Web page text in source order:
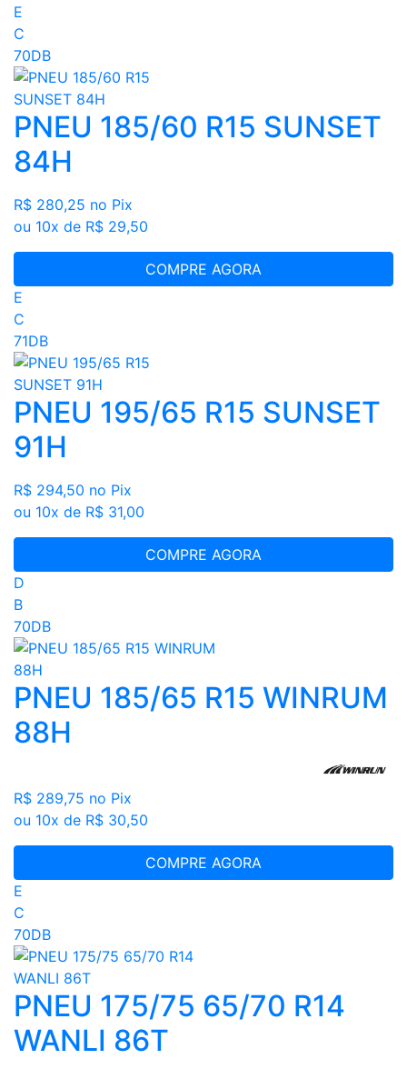
E
C
70DB
PNEU 185/60 R15 SUNSET
84H
R$ 280,25 no Pix
ou 10x de R$ 29,50
COMPRE AGORA
E
C
71DB
PNEU 195/65 R15 SUNSET
91H
R$ 294,50 no Pix
ou 10x de R$ 31,00
COMPRE AGORA
D
B
70DB
PNEU 185/65 R15 WINRUM
88H
R$ 289,75 no Pix
ou 10x de R$ 30,50
COMPRE AGORA
E
C
70DB
PNEU 175/75 65/70 R14
WANLI 86T